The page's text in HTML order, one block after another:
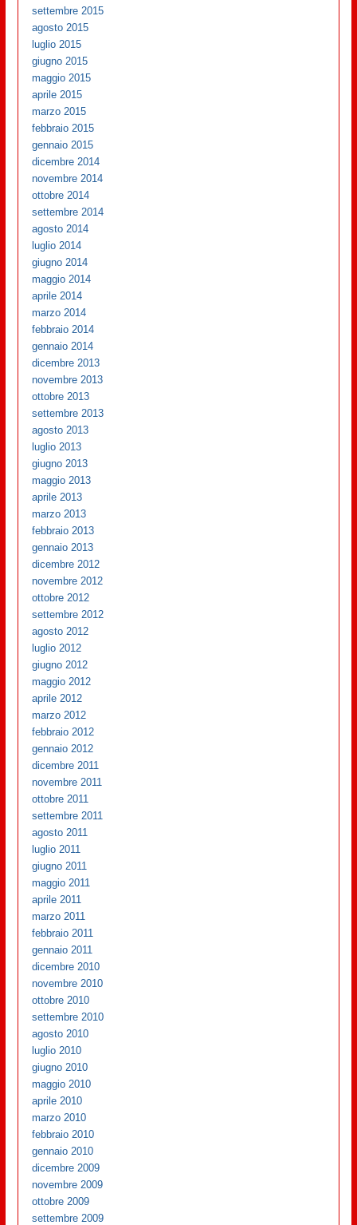
settembre 2015
agosto 2015
luglio 2015
giugno 2015
maggio 2015
aprile 2015
marzo 2015
febbraio 2015
gennaio 2015
dicembre 2014
novembre 2014
ottobre 2014
settembre 2014
agosto 2014
luglio 2014
giugno 2014
maggio 2014
aprile 2014
marzo 2014
febbraio 2014
gennaio 2014
dicembre 2013
novembre 2013
ottobre 2013
settembre 2013
agosto 2013
luglio 2013
giugno 2013
maggio 2013
aprile 2013
marzo 2013
febbraio 2013
gennaio 2013
dicembre 2012
novembre 2012
ottobre 2012
settembre 2012
agosto 2012
luglio 2012
giugno 2012
maggio 2012
aprile 2012
marzo 2012
febbraio 2012
gennaio 2012
dicembre 2011
novembre 2011
ottobre 2011
settembre 2011
agosto 2011
luglio 2011
giugno 2011
maggio 2011
aprile 2011
marzo 2011
febbraio 2011
gennaio 2011
dicembre 2010
novembre 2010
ottobre 2010
settembre 2010
agosto 2010
luglio 2010
giugno 2010
maggio 2010
aprile 2010
marzo 2010
febbraio 2010
gennaio 2010
dicembre 2009
novembre 2009
ottobre 2009
settembre 2009